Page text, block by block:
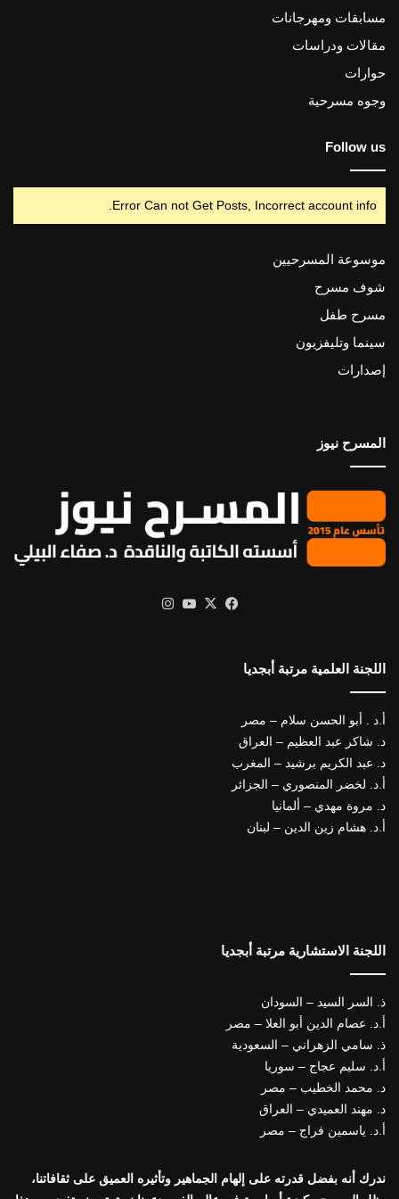
مسابقات ومهرجانات
مقالات ودراسات
حوارات
وجوه مسرحية
Follow us
Error Can not Get Posts, Incorrect account info.
موسوعة المسرحيين
شوف مسرح
مسرح طفل
سينما وتليفزيون
إصدارات
المسرح نيوز
فيسبوك
X يوتيوب
اللجنة العلمية مرتبة أبجديا
أ.د . أبو الحسن سلام – مصر
د. شاكر عبد العظيم – العراق
د. عبد الكريم برشيد – المغرب
أ.د. لخضر المنصوري – الجزائر
د. مروة مهدي – ألمانيا
أ.د. هشام زين الدين – لبنان
اللجنة الاستشارية مرتبة أبجديا
ذ. السر السيد – السودان
أ.د. عصام الدين أبو العلا – مصر
ذ. سامي الزهراني – السعودية
أ.د. سليم عجاج – سوريا
د. محمد الخطيب – مصر
د. مهند العميدي – العراق
أ.د. ياسمين فراج – مصر
ندرك أنه بفضل قدرته على إلهام الجماهير وتأثيره العميق على ثقافاتنا،